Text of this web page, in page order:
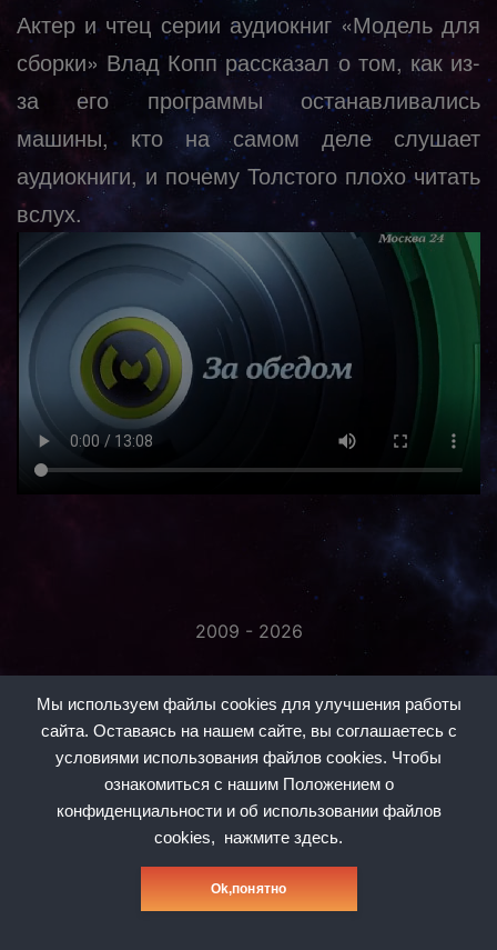
Мы используем файлы cookies для улучшения работы
сайта. Оставаясь на нашем сайте, вы соглашаетесь с
условиями использования файлов cookies. Чтобы
ознакомиться с нашим Положением о
конфиденциальности и об использовании файлов
cookies,
нажмите здесь.
Оk,понятно
Актер и чтец серии аудиокниг «Модель для
сборки» Влад Копп рассказал о том, как из-
за его программы останавливались
машины, кто на самом деле слушает
аудиокниги, и почему Толстого плохо читать
вслух.
2009 - 2026
Политика конфиденциальности